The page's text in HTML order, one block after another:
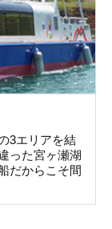
3エリアを結
った宮ヶ瀬湖
だからこそ間